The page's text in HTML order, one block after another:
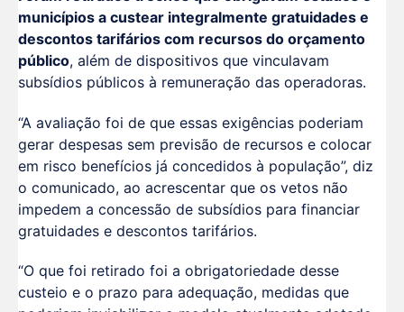
municípios a custear integralmente gratuidades e
descontos tarifários com recursos do orçamento
público, além de dispositivos que vinculavam
subsídios públicos à remuneração das operadoras.
“A avaliação foi de que essas exigências poderiam
gerar despesas sem previsão de recursos e colocar
em risco benefícios já concedidos à população”, diz
o comunicado, ao acrescentar que os vetos não
impedem a concessão de subsídios para financiar
gratuidades e descontos tarifários.
“O que foi retirado foi a obrigatoriedade desse
custeio e o prazo para adequação, medidas que